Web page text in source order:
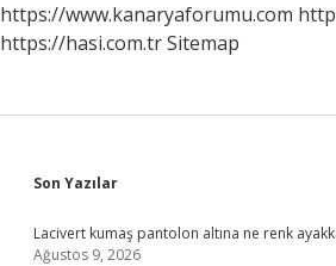
https://www.kanaryaforumu.com
https://hasi.com.trSitemap
Sidebar
Son Yazılar
Lacivert kumaş pantolon altına ne renk
Ağustos 9, 2026